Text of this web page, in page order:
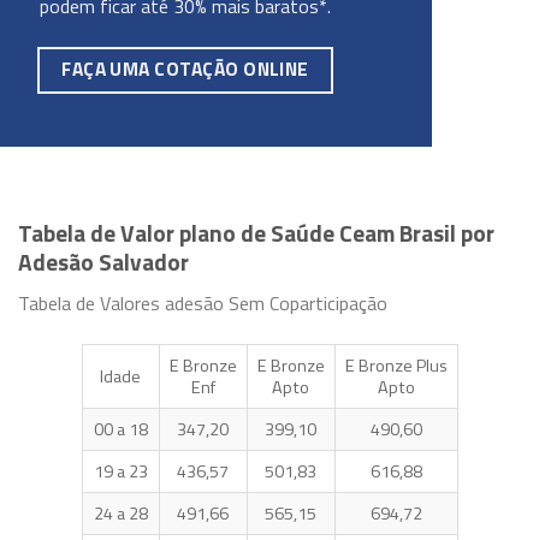
podem ficar até 30% mais baratos*.
FAÇA UMA COTAÇÃO ONLINE
Tabela de Valor plano de Saúde Ceam Brasil por
Adesão Salvador
Tabela de Valores adesão Sem Coparticipação
Idade
E Bronze
Enf
E Bronze
Apto
E Bronze Plus
Apto
00 a 18
347,20 399,10
490,60
19 a 23
436,57 501,83
616,88
24 a 28
491,66 565,15
694,72